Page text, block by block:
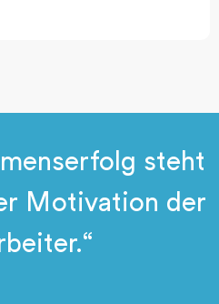
steht
Motivation der